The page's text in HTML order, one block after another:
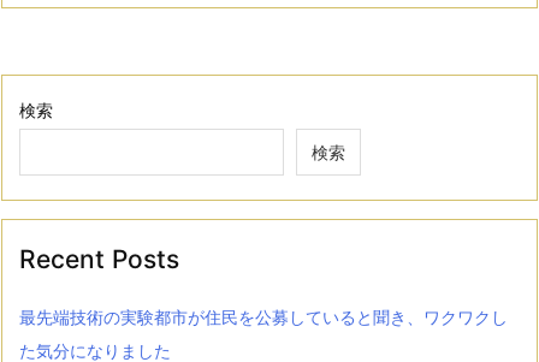
検索
検索
Recent Posts
最先端技術の実験都市が住民を公募していると聞き、ワクワクし
た気分になりました